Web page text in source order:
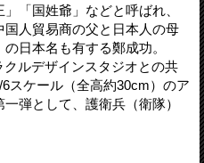
「国姓爺」などと呼ばれ、
人貿易商の父と日本人の母
日本名も有する鄭成功。
ルデザインスタジオとの共
スケール（全高約30cm）のア
弾として、護衛兵（衛隊）